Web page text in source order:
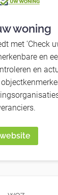
woning
met 'Check
en
en